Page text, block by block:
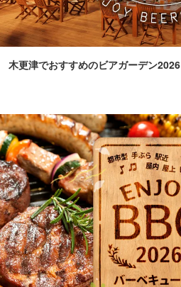
木更津でおすすめのビアガーデン2026